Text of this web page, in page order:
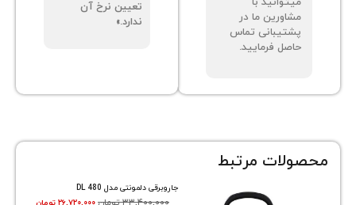
تماس
مرتبط
جاروبرقی دلمونتی مدل DL 480